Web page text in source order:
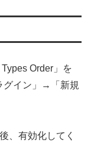
Order」を
グイン」→「新規
、有効化してく